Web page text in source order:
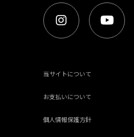
当サイトについて
お支払いについて
個人情報保護方針